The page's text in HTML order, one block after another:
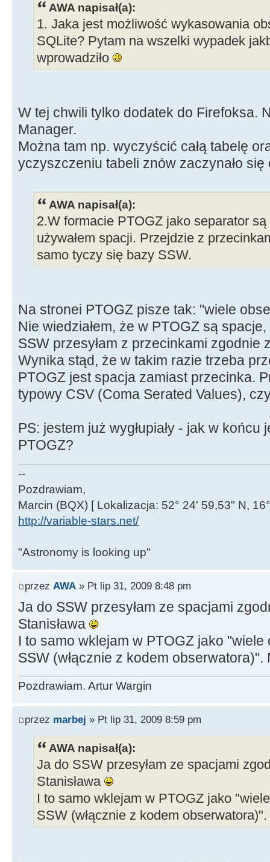
AWA napisał(a):
1. Jaka jest możliwość wykasowania
SQLite? Pytam na wszelki wypadek
wprowadziło
W tej chwili tylko dodatek do Firefoksa.
Manager.
Można tam np. wyczyścić całą tabelę
yczyszczeniu tabeli znów zaczynało
AWA napisał(a):
2.W formacie PTOGZ jako separator
używałem spacji. Przejdzie z
samo tyczy się bazy SSW.
Na stronei PTOGZ pisze tak: "wiele
Nie wiedziałem, że w PTOGZ są
SSW przesyłam z przecinkami zgodnie
Wynika stąd, że w takim razie trzeba
PTOGZ jest spacja zamiast przecinka.
typowy CSV (Coma Serated Values),
PS: jestem już wygłupiały - jak w końcu
PTOGZ?
--
Pozdrawiam,
Marcin (BQX) [ Lokalizacja: 52° 24' 59,53" N,
http://variable-stars.net/
"Astronomy is looking up"
przez AWA » Pt lip 31, 2009 8:48 pm
Ja do SSW przesyłam ze spacjami
Stanisława
I to samo wklejam w PTOGZ jako
SSW (włącznie z kodem
Pozdrawiam. Artur Wargin
przez marbej » Pt lip 31, 2009 8:59 pm
AWA napisał(a):
Ja do SSW przesyłam ze spacjami
Stanisława
I to samo wklejam w PTOGZ jako
SSW (włącznie z kodem